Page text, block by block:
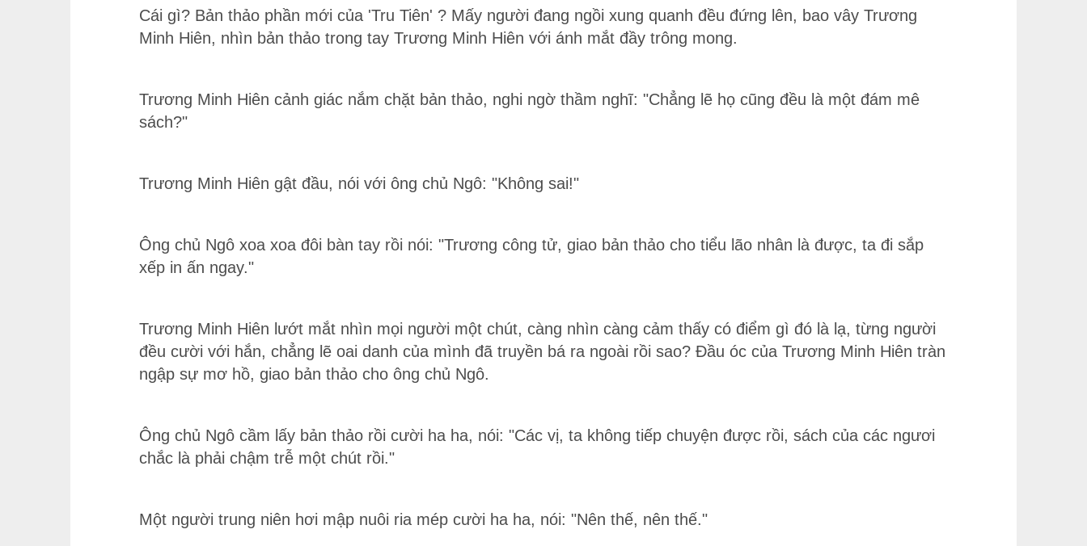
Cái gì? Bản thảo phần mới của 'Tru Tiên' ? Mấy người đang ngồi xung quanh đều đứng lên, bao vây Trương
Minh Hiên, nhìn bản thảo trong tay Trương Minh Hiên với ánh mắt đầy trông mong.
Trương Minh Hiên cảnh giác nắm chặt bản thảo, nghi ngờ thầm nghĩ: "Chẳng lẽ họ cũng đều là một đám mê
sách?"
Trương Minh Hiên gật đầu, nói với ông chủ Ngô: "Không sai!"
Ông chủ Ngô xoa xoa đôi bàn tay rồi nói: "Trương công tử, giao bản thảo cho tiểu lão nhân là được, ta đi sắp
xếp in ấn ngay."
Trương Minh Hiên lướt mắt nhìn mọi người một chút, càng nhìn càng cảm thấy có điểm gì đó là lạ, từng người
đều cười với hắn, chẳng lẽ oai danh của mình đã truyền bá ra ngoài rồi sao? Đầu óc của Trương Minh Hiên tràn
ngập sự mơ hồ, giao bản thảo cho ông chủ Ngô.
Ông chủ Ngô cầm lấy bản thảo rồi cười ha ha, nói: "Các vị, ta không tiếp chuyện được rồi, sách của các ngươi
chắc là phải chậm trễ một chút rồi."
Một người trung niên hơi mập nuôi ria mép cười ha ha, nói: "Nên thế, nên thế."